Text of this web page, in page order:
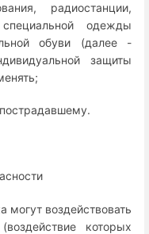
радиостанции,
одежды
обуви (далее -
защиты
могут воздействовать
которых